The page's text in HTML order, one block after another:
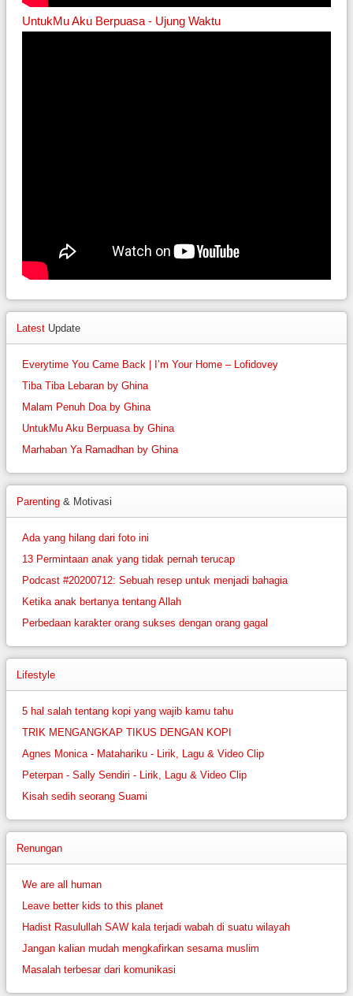
UntukMu Aku Berpuasa - Ujung Waktu
Latest Update
Everytime You Came Back | I’m Your Home – Lofidovey
Tiba Tiba Lebaran by Ghina
Malam Penuh Doa by Ghina
UntukMu Aku Berpuasa by Ghina
Marhaban Ya Ramadhan by Ghina
Parenting & Motivasi
Ada yang hilang dari foto ini
13 Permintaan anak yang tidak pernah terucap
Podcast #20200712: Sebuah resep untuk menjadi bahagia
Ketika anak bertanya tentang Allah
Perbedaan karakter orang sukses dengan orang gagal
Lifestyle
5 hal salah tentang kopi yang wajib kamu tahu
TRIK MENGANGKAP TIKUS DENGAN KOPI
Agnes Monica - Matahariku - Lirik, Lagu & Video Clip
Peterpan - Sally Sendiri - Lirik, Lagu & Video Clip
Kisah sedih seorang Suami
Renungan
We are all human
Leave better kids to this planet
Hadist Rasulullah SAW kala terjadi wabah di suatu wilayah
Jangan kalian mudah mengkafirkan sesama muslim
Masalah terbesar dari komunikasi